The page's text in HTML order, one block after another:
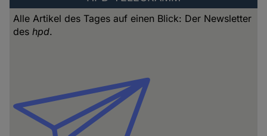
Alle Artikel des Tages auf einen Blick: Der Newsletter
deshpd.